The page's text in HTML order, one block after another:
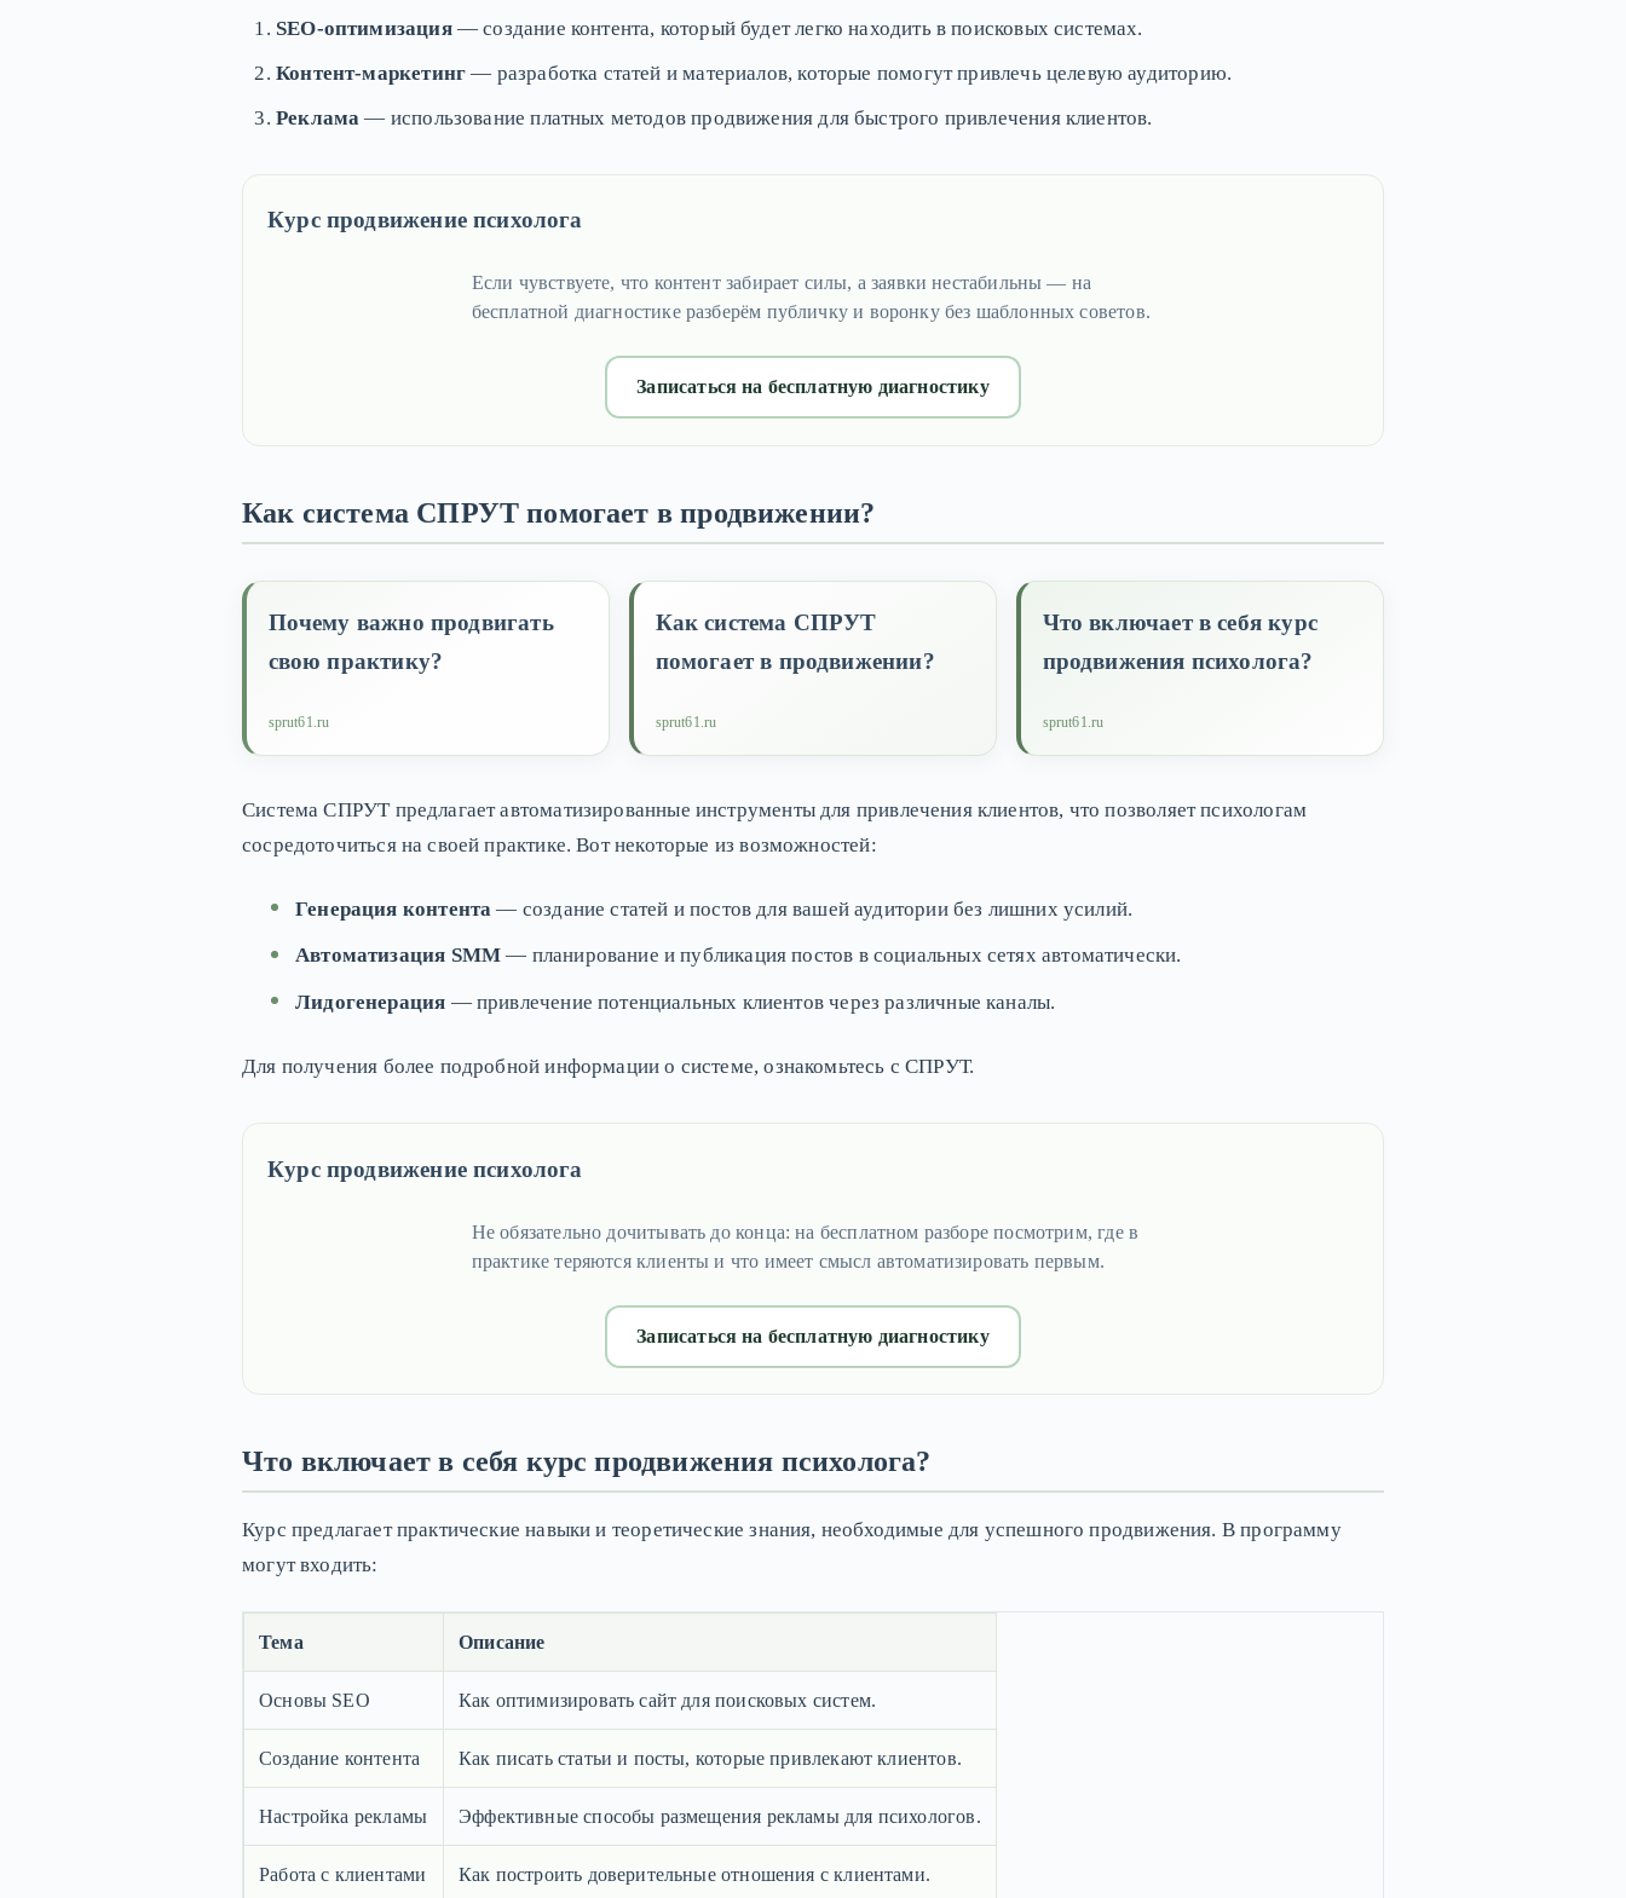
SEO-оптимизация— создание контента, который будет легко находить в поисковых системах.
Контент-маркетинг — разработка статей и материалов, которые помогут привлечь целевую аудиторию.
Реклама — использование платных методов продвижения для быстрого привлечения клиентов.
Курс продвижение психолога
Если чувствуете, что контент забирает силы, а заявки нестабильны — на
бесплатной диагностике разберём публичку и воронку без шаблонных советов.
Записаться на бесплатную диагностику
Как система СПРУТ помогает в продвижении?
Почему важно продвигать
свою практику?
sprut61.ru
Как система СПРУТ
помогает в продвижении?
sprut61.ru
Что включает в себя курс
продвижения психолога?
sprut61.ru
Система СПРУТ предлагает автоматизированные инструменты для привлечения клиентов, что позволяет психологам
сосредоточиться на своей практике. Вот некоторые из возможностей:
Генерация контента — создание статей и постов для вашей аудитории без лишних усилий.
Автоматизация SMM — планирование и публикация постов в социальных сетях автоматически.
Лидогенерация — привлечение потенциальных клиентов через различные каналы.
Для получения более подробной информации о системе, ознакомьтесь с СПРУТ.
Курс продвижение психолога
Не обязательно дочитывать до конца: на бесплатном разборе посмотрим, где в
практике теряются клиенты и что имеет смысл автоматизировать первым.
Записаться на бесплатную диагностику
Что включает в себя курс продвижения психолога?
Курс предлагает практические навыки и теоретические знания, необходимые для успешного продвижения. В программу
могут входить:
Тема Описание
Основы SEO Как оптимизировать сайт для поисковых систем.
Создание контента Как писать статьи и посты, которые привлекают клиентов.
Настройка рекламы Эффективные способы размещения рекламы для психологов.
Работа с клиентами Как построить доверительные отношения с клиентами.